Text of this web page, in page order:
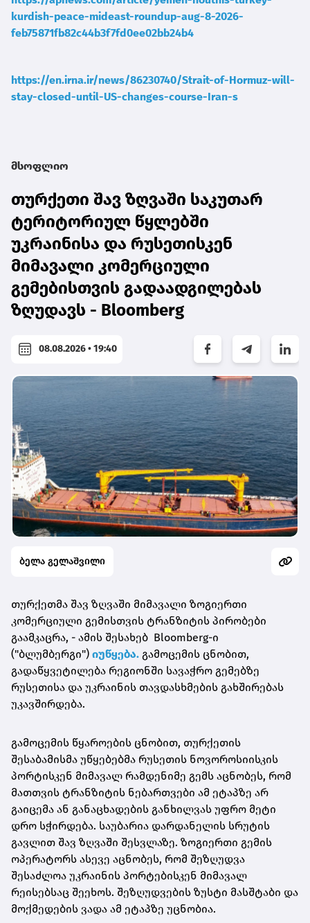
kurdish-peace-mideast-roundup-aug-8-2026-
feb75871fb82c44b3f7fd0ee02bb24b4
https://en.irna.ir/news/86230740/Strait-of-Hormuz-will-
stay-closed-until-US-changes-course-Iran-s
მსოფლიო
თურქეთი შავ ზღვაში საკუთარ
ტერიტორიულ წყლებში
უკრაინისა და რუსეთისკენ
მიმავალი კომერციული
გემებისთვის გადაადგილებას
ზღუდავს - Bloomberg
08.08.2026 • 19:40
ბელა გელაშვილი
თურქეთმა შავ ზღვაში მიმავალი ზოგიერთი
კომერციული გემისთვის ტრანზიტის პირობები
გაამკაცრა, - ამის შესახებ Bloomberg-ი
("ბლუმბერგი") იუწყება. გამოცემის ცნობით,
გადაწყვეტილება რეგიონში სავაჭრო გემებზე
რუსეთისა და უკრაინის თავდასხმების გახშირებას
უკავშირდება.
გამოცემის წყაროების ცნობით, თურქეთის
შესაბამისმა უწყებებმა რუსეთის ნოვოროსიისკის
პორტისკენ მიმავალ რამდენიმე გემს აცნობეს, რომ
მათთვის ტრანზიტის ნებართვები ამ ეტაპზე არ
გაიცემა ან განაცხადების განხილვას უფრო მეტი
დრო სჭირდება. საუბარია დარდანელის სრუტის
გავლით შავ ზღვაში შესვლაზე. ზოგიერთი გემის
ოპერატორს ასევე აცნობეს, რომ შეზღუდვა
შესაძლოა უკრაინის პორტებისკენ მიმავალ
რეისებსაც შეეხოს. შეზღუდვების ზუსტი მასშტაბი და
მოქმედების ვადა ამ ეტაპზე უცნობია.